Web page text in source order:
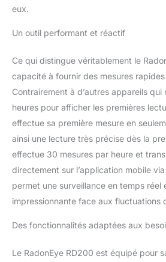
Superbe
confiance
guide de
câble
e-mail et
de 24 mois
eux.
Un outil performant et réactif
Ce qui distingue véritablement le
capacité à fournir des mesures
Contrairement à d’autres appareils
heures pour afficher les premières
effectue sa première mesure en
ainsi une lecture très précise dès la
effectue 30 mesures par heure et
directement sur l’application mobile
permet une surveillance en temps réel
impressionnante face aux fluctuations
Des fonctionnalités adaptées aux
Le RadonEye RD200 est équipé pour